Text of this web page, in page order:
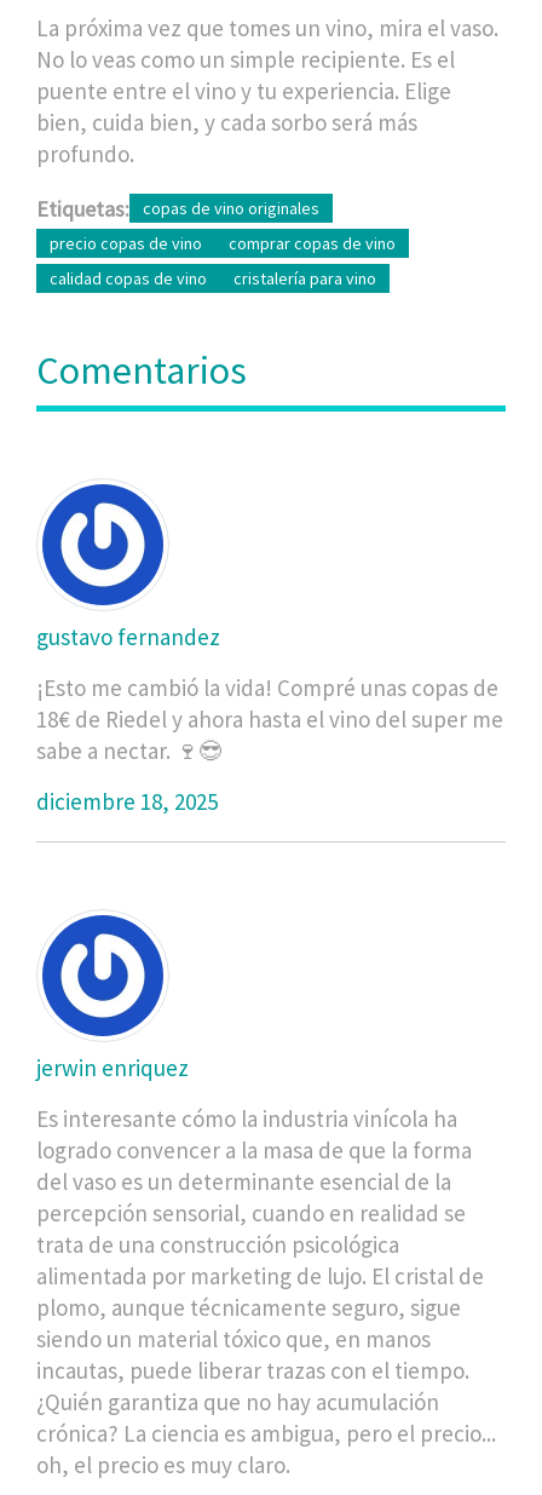
La próxima vez que tomes un vino, mira el vaso.
No lo veas como un simple recipiente. Es el
puente entre el vino y tu experiencia. Elige
bien, cuida bien, y cada sorbo será más
profundo.
Etiquetas:
copas de vino originales
precio copas de vino
comprar copas de vino
calidad copas de vino
cristalería para vino
Comentarios
gustavo fernandez
¡Esto me cambió la vida! Compré unas copas de
18€ de Riedel y ahora hasta el vino del super me
sabe a nectar. 🍷😎
diciembre 18, 2025
jerwin enriquez
Es interesante cómo la industria vinícola ha
logrado convencer a la masa de que la forma
del vaso es un determinante esencial de la
percepción sensorial, cuando en realidad se
trata de una construcción psicológica
alimentada por marketing de lujo. El cristal de
plomo, aunque técnicamente seguro, sigue
siendo un material tóxico que, en manos
incautas, puede liberar trazas con el tiempo.
¿Quién garantiza que no hay acumulación
crónica? La ciencia es ambigua, pero el precio...
oh, el precio es muy claro.